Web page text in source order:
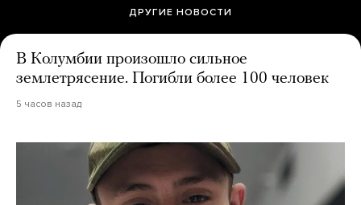
ДРУГИЕ НОВОСТИ
В Колумбии произошло сильное
землетрясение. Погибли более 100 человек
5 часов назад